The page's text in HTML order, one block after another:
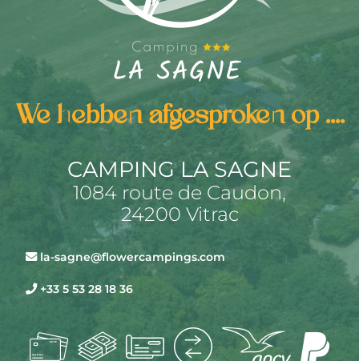
We hebben afgesproken op ....
CAMPING LA SAGNE
1084 route de Caudon,
24200 Vitrac
la-sagne@flowercampings.com
+33 5 53 28 18 36